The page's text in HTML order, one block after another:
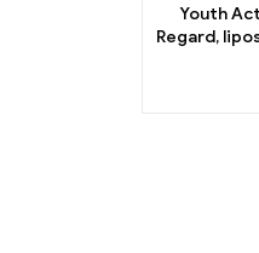
Youth
Regard, liposoomidega pinguldav geeljas